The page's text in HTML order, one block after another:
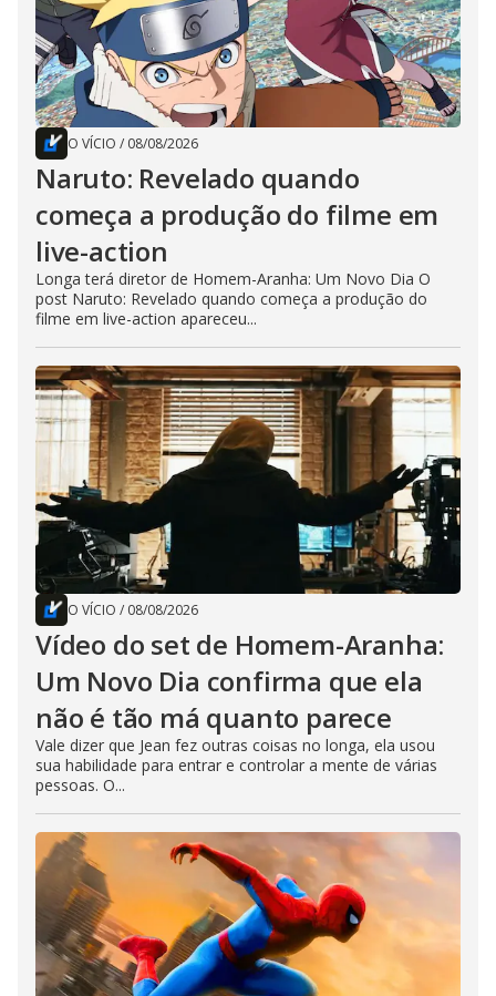
O VÍCIO / 08/08/2026
Naruto: Revelado quando
começa a produção do filme em
live-action
Longa terá diretor de Homem-Aranha: Um Novo Dia O
post Naruto: Revelado quando começa a produção do
filme em live-action apareceu...
O VÍCIO / 08/08/2026
Vídeo do set de Homem-Aranha:
Um Novo Dia confirma que ela
não é tão má quanto parece
Vale dizer que Jean fez outras coisas no longa, ela usou
sua habilidade para entrar e controlar a mente de várias
pessoas. O...